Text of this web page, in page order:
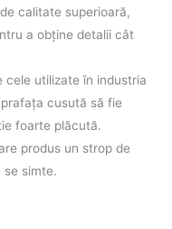
calitate superioară,
a obţine detalii cât
utilizate în industria
cusută să fie
foarte plăcută.
produs un strop de
se simte.